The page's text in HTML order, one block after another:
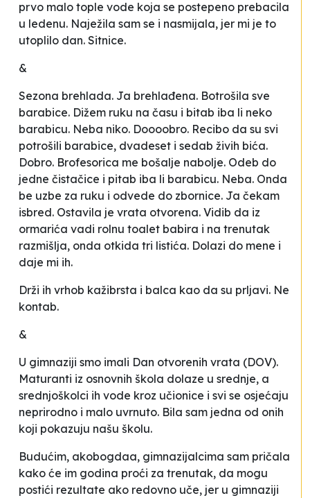
prvo malo tople vode koja se postepeno prebacila
u ledenu. Naježila sam se i nasmijala, jer mi je to
utoplilo dan. Sitnice.
&
Sezona brehlada. Ja brehlađena. Botrošila sve
barabice. Dižem ruku na času i bitab iba li neko
barabicu. Neba niko. Doooobro. Recibo da su svi
potrošili barabice, dvadeset i sedab živih bića.
Dobro. Brofesorica me bošalje nabolje. Odeb do
jedne čistačice i pitab iba li barabicu. Neba. Onda
be uzbe za ruku i odvede do zbornice. Ja čekam
isbred. Ostavila je vrata otvorena. Vidib da iz
ormarića vadi rolnu toalet babira i na trenutak
razmišlja, onda otkida tri listića. Dolazi do mene i
daje mi ih.
Drži ih vrhob kažibrsta i balca kao da su prljavi. Ne
kontab.
&
U gimnaziji smo imali Dan otvorenih vrata (DOV).
Maturanti iz osnovnih škola dolaze u srednje, a
srednjoškolci ih vode kroz učionice i svi se osjećaju
neprirodno i malo uvrnuto. Bila sam jedna od onih
koji pokazuju našu školu.
Budućim, akobogdaa, gimnazijalcima sam pričala
kako će im godina proći za trenutak, da mogu
postići rezultate ako redovno uče, jer u gimnaziji